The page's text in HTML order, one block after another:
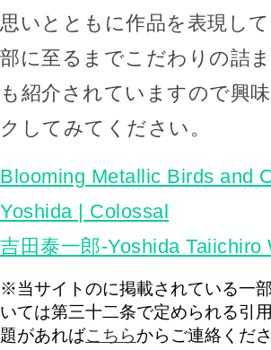
思いとともに作品を表現し
部に至るまでこだわりの詰
も紹介されていますので興
クしてみてください。
Blooming Metallic Birds and
Yoshida | Colossal
吉田泰一郎-Yoshida Taiichiro
※当サイトのに掲載されている一
いては第三十二条で定められる引
題があればこちらからご連絡くだ